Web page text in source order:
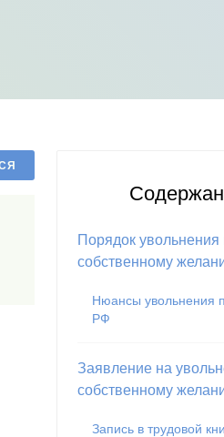
Порядок увольнения
собственному
Нюансы увольнения
РФ
Заявление на
собственному
Запись в трудовой